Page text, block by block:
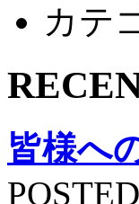
カテ
皆様へ